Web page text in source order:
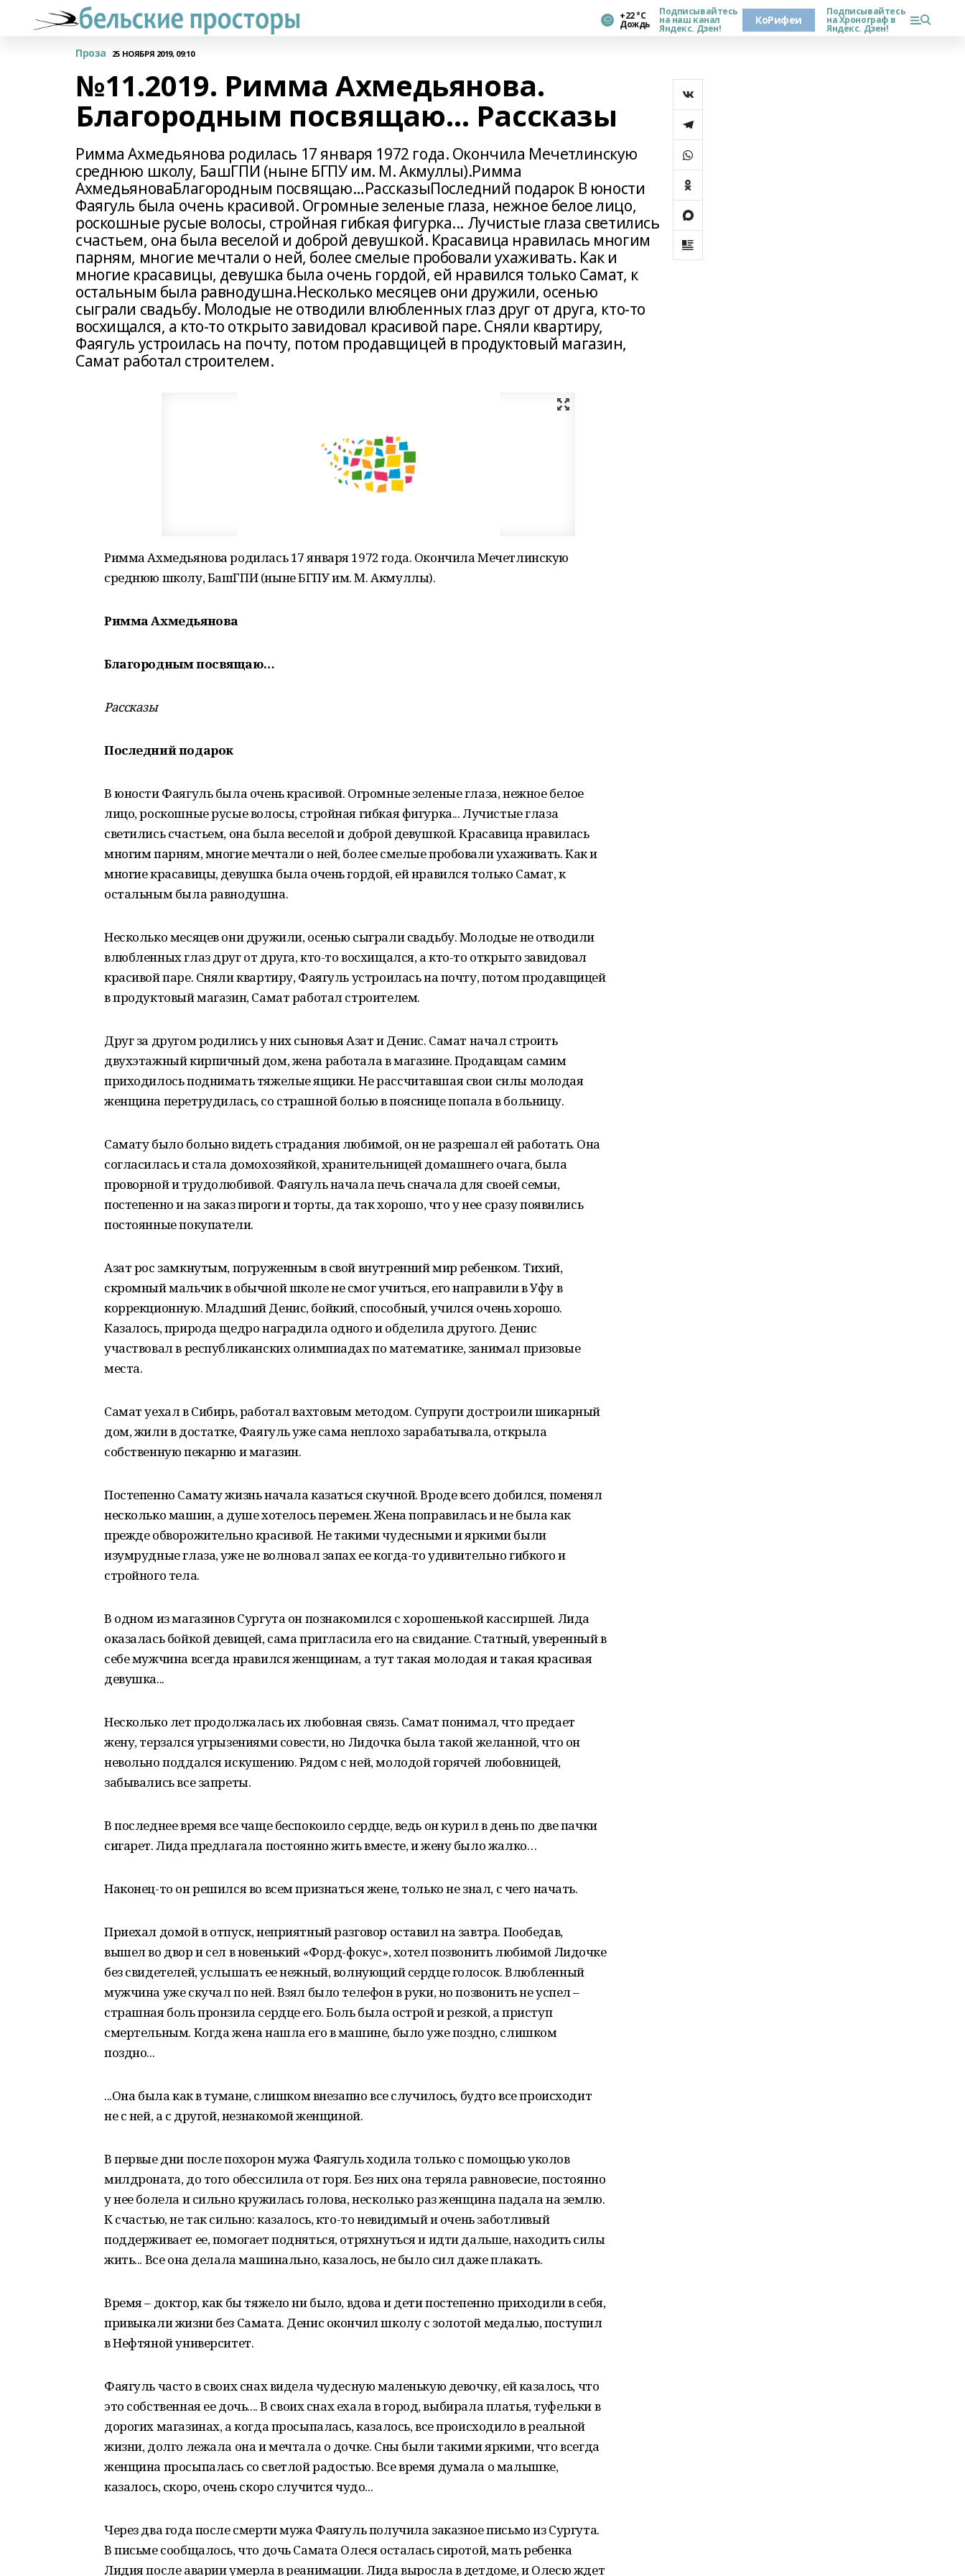
+22 °С
Дождь
Подписывайтесь
на наш канал
Яндекс. Дзен!
КоРифеи
Подписывайтесь
на Хронограф в
Яндекс. Дзен!
Проза 25 НОЯБРЯ 2019, 09:10
№11.2019. Римма Ахмедьянова.
Благородным посвящаю… Рассказы
Римма Ахмедьянова родилась 17 января 1972 года. Окончила Мечетлинскую
среднюю школу, БашГПИ (ныне БГПУ им. М. Акмуллы).Римма
АхмедьяноваБлагородным посвящаю…РассказыПоследний подарок В юности
Фаягуль была очень красивой. Огромные зеленые глаза, нежное белое лицо,
роскошные русые волосы, стройная гибкая фигурка... Лучистые глаза светились
счастьем, она была веселой и доброй девушкой. Красавица нравилась многим
парням, многие мечтали о ней, более смелые пробовали ухаживать. Как и
многие красавицы, девушка была очень гордой, ей нравился только Самат, к
остальным была равнодушна.Несколько месяцев они дружили, осенью
сыграли свадьбу. Молодые не отводили влюбленных глаз друг от друга, кто-то
восхищался, а кто-то открыто завидовал красивой паре. Сняли квартиру,
Фаягуль устроилась на почту, потом продавщицей в продуктовый магазин,
Самат работал строителем.
Римма Ахмедьянова родилась 17 января 1972 года. Окончила Мечетлинскую
среднюю школу, БашГПИ (ныне БГПУ им. М. Акмуллы).
Римма Ахмедьянова
Благородным посвящаю…
Рассказы
Последний подарок
В юности Фаягуль была очень красивой. Огромные зеленые глаза, нежное белое
лицо, роскошные русые волосы, стройная гибкая фигурка... Лучистые глаза
светились счастьем, она была веселой и доброй девушкой. Красавица нравилась
многим парням, многие мечтали о ней, более смелые пробовали ухаживать. Как и
многие красавицы, девушка была очень гордой, ей нравился только Самат, к
остальным была равнодушна.
Несколько месяцев они дружили, осенью сыграли свадьбу. Молодые не отводили
влюбленных глаз друг от друга, кто-то восхищался, а кто-то открыто завидовал
красивой паре. Сняли квартиру, Фаягуль устроилась на почту, потом продавщицей
в продуктовый магазин, Самат работал строителем.
Друг за другом родились у них сыновья Азат и Денис. Самат начал строить
двухэтажный кирпичный дом, жена работала в магазине. Продавцам самим
приходилось поднимать тяжелые ящики. Не рассчитавшая свои силы молодая
женщина перетрудилась, со страшной болью в пояснице попала в больницу.
Самату было больно видеть страдания любимой, он не разрешал ей работать. Она
согласилась и стала домохозяйкой, хранительницей домашнего очага, была
проворной и трудолюбивой. Фаягуль начала печь сначала для своей семьи,
постепенно и на заказ пироги и торты, да так хорошо, что у нее сразу появились
постоянные покупатели.
Азат рос замкнутым, погруженным в свой внутренний мир ребенком. Тихий,
скромный мальчик в обычной школе не смог учиться, его направили в Уфу в
коррекционную. Младший Денис, бойкий, способный, учился очень хорошо.
Казалось, природа щедро наградила одного и обделила другого. Денис
участвовал в республиканских олимпиадах по математике, занимал призовые
места.
Самат уехал в Сибирь, работал вахтовым методом. Супруги достроили шикарный
дом, жили в достатке, Фаягуль уже сама неплохо зарабатывала, открыла
собственную пекарню и магазин.
Постепенно Самату жизнь начала казаться скучной. Вроде всего добился, поменял
несколько машин, а душе хотелось перемен. Жена поправилась и не была как
прежде обворожительно красивой. Не такими чудесными и яркими были
изумрудные глаза, уже не волновал запах ее когда-то удивительно гибкого и
стройного тела.
В одном из магазинов Сургута он познакомился с хорошенькой кассиршей. Лида
оказалась бойкой девицей, сама пригласила его на свидание. Статный, уверенный в
себе мужчина всегда нравился женщинам, а тут такая молодая и такая красивая
девушка...
Несколько лет продолжалась их любовная связь. Самат понимал, что предает
жену, терзался угрызениями совести, но Лидочка была такой желанной, что он
невольно поддался искушению. Рядом с ней, молодой горячей любовницей,
забывались все запреты.
В последнее время все чаще беспокоило сердце, ведь он курил в день по две пачки
сигарет. Лида предлагала постоянно жить вместе, и жену было жалко…
Наконец-то он решился во всем признаться жене, только не знал, с чего начать.
Приехал домой в отпуск, неприятный разговор оставил на завтра. Пообедав,
вышел во двор и сел в новенький «Форд-фокус», хотел позвонить любимой Лидочке
без свидетелей, услышать ее нежный, волнующий сердце голосок. Влюбленный
мужчина уже скучал по ней. Взял было телефон в руки, но позвонить не успел –
страшная боль пронзила сердце его. Боль была острой и резкой, а приступ
смертельным. Когда жена нашла его в машине, было уже поздно, слишком
поздно...
...Она была как в тумане, слишком внезапно все случилось, будто все происходит
не с ней, а с другой, незнакомой женщиной.
В первые дни после похорон мужа Фаягуль ходила только с помощью уколов
милдроната, до того обессилила от горя. Без них она теряла равновесие, постоянно
у нее болела и сильно кружилась голова, несколько раз женщина падала на землю.
К счастью, не так сильно: казалось, кто-то невидимый и очень заботливый
поддерживает ее, помогает подняться, отряхнуться и идти дальше, находить силы
жить... Все она делала машинально, казалось, не было сил даже плакать.
Время – доктор, как бы тяжело ни было, вдова и дети постепенно приходили в себя,
привыкали жизни без Самата. Денис окончил школу с золотой медалью, поступил
в Нефтяной университет.
Фаягуль часто в своих снах видела чудесную маленькую девочку, ей казалось, что
это собственная ее дочь.... В своих снах ехала в город, выбирала платья, туфельки в
дорогих магазинах, а когда просыпалась, казалось, все происходило в реальной
жизни, долго лежала она и мечтала о дочке. Сны были такими яркими, что всегда
женщина просыпалась со светлой радостью. Все время думала о малышке,
казалось, скоро, очень скоро случится чудо...
Через два года после смерти мужа Фаягуль получила заказное письмо из Сургута.
В письме сообщалось, что дочь Самата Олеся осталась сиротой, мать ребенка
Лидия после аварии умерла в реанимации. Лида выросла в детдоме, и Олесю ждет